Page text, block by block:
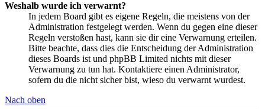
Weshalb wurde ich verwarnt?
In jedem Board gibt es eigene Regeln, die meistens von der
Administration festgelegt werden. Wenn du gegen eine dieser
Regeln verstoßen hast, kann sie dir eine Verwarnung erteilen.
Bitte beachte, dass dies die Entscheidung der Administration
dieses Boards ist und phpBB Limited nichts mit dieser
Verwarnung zu tun hat. Kontaktiere einen Administrator,
sofern du die nicht sicher bist, wieso du verwarnt wurdest.
Nach oben